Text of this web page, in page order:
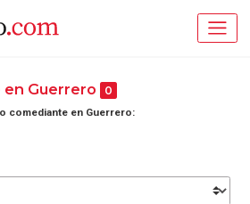
Guerrero 0
comediante en Guerrero: